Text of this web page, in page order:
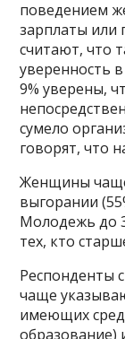
поведением
зарплаты или
считают, что
уверенность
9% уверены,
сумело
говорят, что
Женщины
выгорании
Молодежь до
тех, кто
Респонденты
чаще
имеющих
образование)